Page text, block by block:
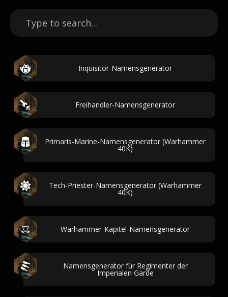
Inquisitor-Namensgenerator
Freihandler-Namensgenerator
Primaris-Marine-Namensgenerator (Warhammer
40K)
Tech-Priester-Namensgenerator (Warhammer
40K)
Warhammer-Kapitel-Namensgenerator
Namensgenerator für Regimenter der
Imperialen Garde